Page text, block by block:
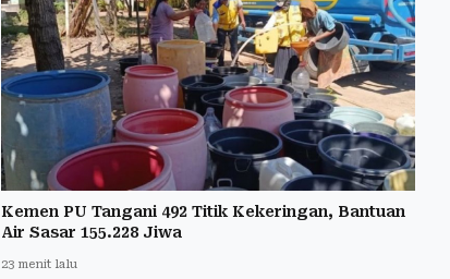
Kemen PU Tangani 492 Titik Kekeringan, Bantuan
Air Sasar 155.228 Jiwa
23 menit lalu